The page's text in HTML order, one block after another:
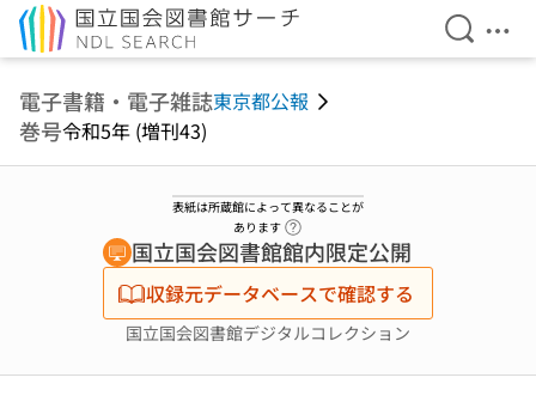
検索を
メ
電子書籍・電子雑誌東京都公報
巻号令和5年 (増刊43)
表紙は所蔵館によって異なることが
あります
国立国会図書館館内限定公開
収録元データベースで確認する
国立国会図書館デジタルコレクション